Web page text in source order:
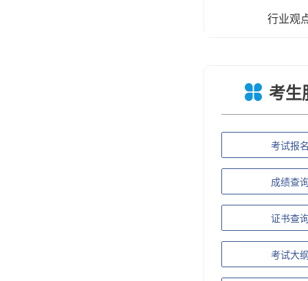
行业观
考生
考试报
成绩查
证书查
考试大